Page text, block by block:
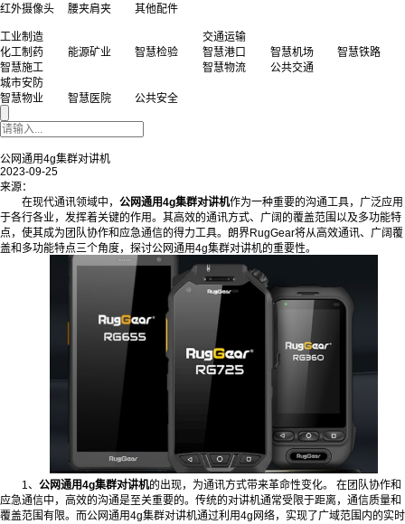
红外摄像头 腰夹肩夹 其他配件
工业制造
化工制药
能源矿业
智慧检验
智慧施工
交通运输
智慧港口
智慧机场
智慧铁路
智慧物流
公共交通
城市安防
智慧物业
智慧医院 公共安全
公网通用4g集群对讲机
2023-09-25
来源：
在现代通讯领域中， 公网通用4g集群对讲机作为一种重要的沟通工具，广泛应用
于各行各业，发挥着关键的作用。其高效的通讯方式、广阔的覆盖范围以及多功能特
点，使其成为团队协作和应急通信的得力工具。朗界RugGear将从高效通讯、广阔覆
盖和多功能特点三个角度，探讨公网通用4g集群对讲机的重要性。
1、 公网通用4g集群对讲机的出现，为通讯方式带来革命性变化。 在团队协作和
应急通信中，高效的沟通是至关重要的。传统的对讲机通常受限于距离，通信质量和
覆盖范围有限。而公网通用4g集群对讲机通过利用4g网络，实现了广域范围内的实时